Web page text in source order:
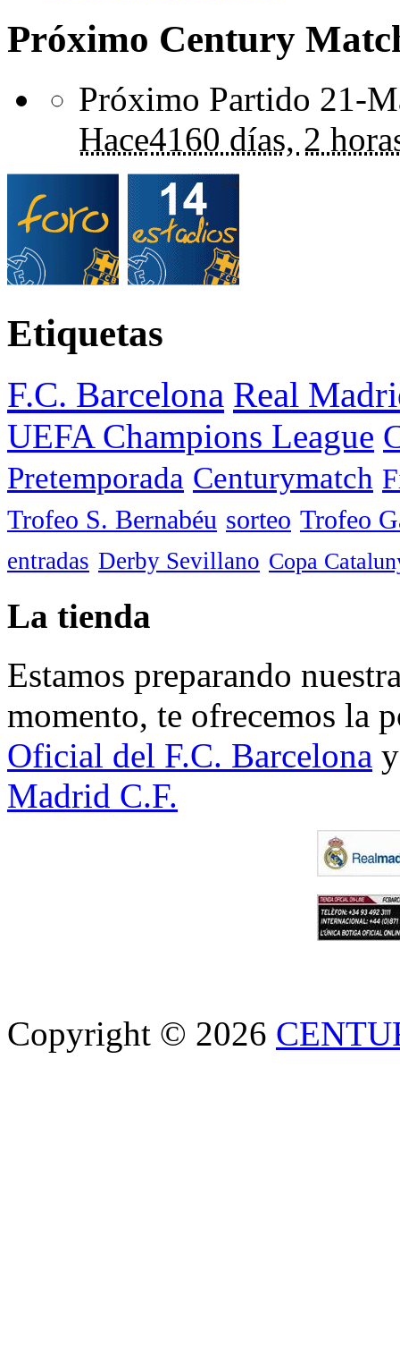
Próximo Century
Próximo Partido 21-
Hace4160 días, 2
Etiquetas
F.C. Barcelona Real
UEFA Champions League
Pretemporada Centurymatch
Trofeo S. Bernabéu sorteo Trofeo
entradas Derby Sevillano Copa
La tienda
Estamos preparando
momento, te ofrecemos la
Oficial del F.C. Barcelona
Madrid C.F.
Copyright © 2026